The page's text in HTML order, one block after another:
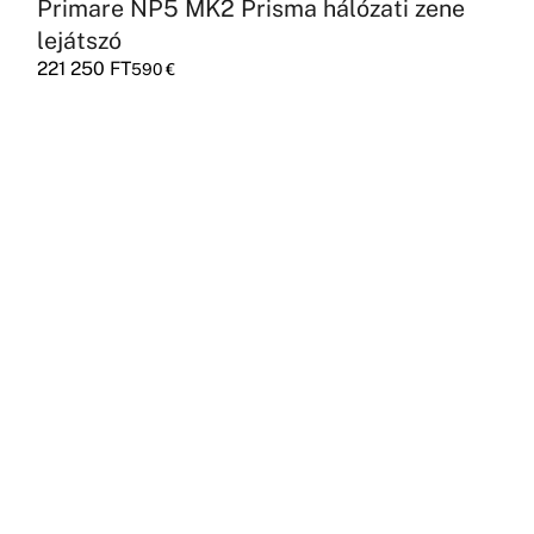
Primare NP5 MK2 Prisma hálózati zene
lejátszó
221 250 FT590€